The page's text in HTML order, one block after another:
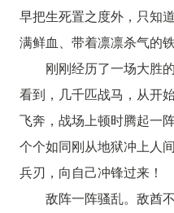
早把生死置之度外，只知
满鲜血、带着凛凛杀气的
刚刚经历了一场大胜
看到，几千匹战马，从开
飞奔，战场上顿时腾起一
个个如同刚从地狱冲上人
兵刃，向自己冲锋过来！
敌阵一阵骚乱。敌酋